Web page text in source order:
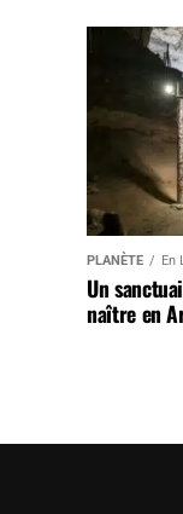
PLANÈTE En
Un
naître en